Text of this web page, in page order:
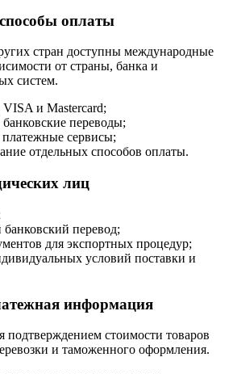
оплаты
стран доступны международные
от страны, банка и
систем.
и Mastercard;
переводы;
платежные сервисы;
отдельных способов оплаты.
лиц
перевод;
для экспортных процедур;
условий поставки и
информация
подтверждением стоимости товаров
и таможенного оформления.